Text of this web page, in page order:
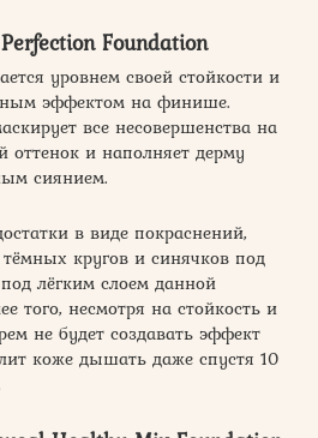
Foundation
уровнем своей стойкости и
эффектом на финише.
все несовершенства на
оттенок и наполняет дерму
сиянием.
в виде покраснений,
кругов и синячков под
лёгким слоем данной
того, несмотря на стойкость и
не будет создавать эффект
коже дышать даже спустя 10